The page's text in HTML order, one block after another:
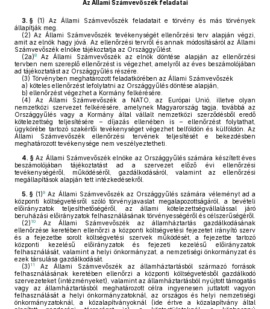
Az Állami Számvevőszék feladatai
3. § (1) Az Állami Számvevőszék feladatait e törvény és más törvények
állapítják meg.
(2) Az Állami Számvevőszék tevékenységét ellenőrzési terv alapján végzi,
amit az elnök hagy jóvá. Az ellenőrzési tervről és annak módosításáról az Állami
Számvevőszék elnöke tájékoztatja az Országgyűlést.
(2a)8
Az Állami Számvevőszék az elnök döntése alapján az ellenőrzési
tervben nem szereplő ellenőrzést is végezhet, amelyről az éves beszámolójában
ad tájékoztatást az Országgyűlés részére.
(3) Törvényben meghatározott feladatkörében az Állami Számvevőszék
a) köteles ellenőrzést lefolytatni az Országgyűlés döntése alapján,
b) ellenőrzést végezhet a Kormány felkérésére.
(4) Az Állami Számvevőszék a NATO, az Európai Unió, illetve olyan
nemzetközi szervezet felkérésére, amelynek Magyarország tagja, továbbá az
Országgyűlés vagy a Kormány által vállalt nemzetközi szerződésből eredő
kötelezettség teljesítésére – díjazás ellenében is – ellenőrzést folytathat,
ügykörébe tartozó szakértői tevékenységet végezhet belföldön és külföldön. Az
Állami Számvevőszék ellenőrzési tervének teljesítését e bekezdésben
meghatározott tevékenysége nem veszélyeztetheti.
4. § Az Állami Számvevőszék elnöke az Országgyűlés számára készített éves
beszámolójában tájékoztatást ad a szervezet előző évi ellenőrzési
tevékenységéről, működéséről, gazdálkodásáról, valamint az ellenőrzési
megállapítások alapján tett intézkedésekről.
5. § (1)9 Az Állami Számvevőszék az Országgyűlés számára véleményt ad a
központi költségvetésről szóló törvényjavaslat megalapozottságáról, a bevételi
előirányzatok teljesíthetőségéről, az állami kötelezettségvállalással járó
beruházási előirányzatok felhasználásának törvényességéről és célszerűségéről.
(2) 10
Az Állami Számvevőszék az államháztartás gazdálkodásának
ellenőrzése keretében ellenőrzi a központi költségvetési fejezetet irányító szerv
és a fejezetbe sorolt költségvetési szervek működését, a fejezetbe tartozó
központi kezelésű előirányzatok és fejezeti kezelésű előirányzatok
felhasználását, valamint a helyi önkormányzat, a nemzetiségi önkormányzat és
ezek társulása gazdálkodását.
(3) 11
Az Állami Számvevőszék az államháztartásból származó források
felhasználásának keretében ellenőrzi a központi költségvetésből gazdálkodó
szervezeteket (intézményeket), valamint az államháztartásból nyújtott támogatás
vagy az államháztartásból meghatározott célra ingyenesen juttatott vagyon
felhasználását a helyi önkormányzatoknál, az országos és helyi nemzetiségi
önkormányzatoknál, a közalapítványoknál (ide értve a közalapítvány által